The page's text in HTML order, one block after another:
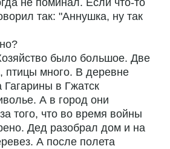
не поминал. Если что-то
так: "Аннушка, ну так
было большое. Две
птицы много. В деревне
Гагарины в Гжатск
А в город они
того, что во время войны
Дед разобрал дом и на
А после полета